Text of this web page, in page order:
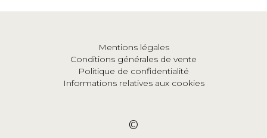
Mentions légales
Conditions générales de vente
Politique de confidentialité
Informations relatives aux cookies
©